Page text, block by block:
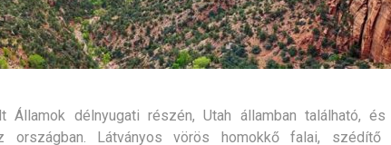
délnyugati részén, Utah államban található,
országban. Látványos vörös homokkő falai, szédítő